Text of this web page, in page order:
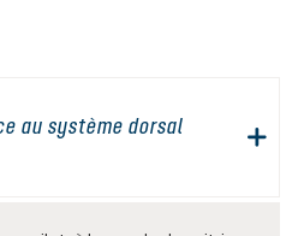
au système dorsal